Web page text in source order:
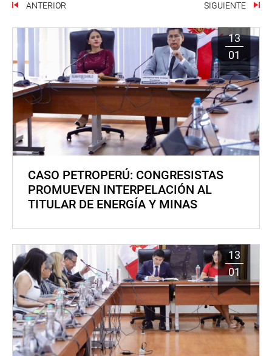
ANTERIOR SIGUIENTE
13
01
CASO PETROPERÚ: CONGRESISTAS
PROMUEVEN INTERPELACIÓN AL
TITULAR DE ENERGÍA Y MINAS
13
01